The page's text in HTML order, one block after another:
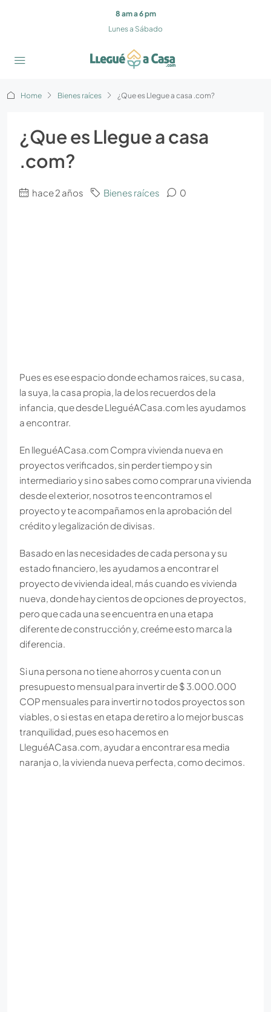
8 am a 6 pm
Lunes a Sábado
Home Bienes raíces ¿Que es Llegue a casa .com?
¿Que es Llegue a casa
.com?
hace 2 años Bienes raíces 0
Pues es ese espacio donde echamos raices, su casa,
la suya, la casa propia, la de los recuerdos de la
infancia, que desde LleguéACasa.com les ayudamos
a encontrar.
En lleguéACasa.com Compra vivienda nueva en
proyectos verificados, sin perder tiempo y sin
intermediario y si no sabes como comprar una vivienda
desde el exterior, nosotros te encontramos el
proyecto y te acompañamos en la aprobación del
crédito y legalización de divisas.
Basado en las necesidades de cada persona y su
estado financiero, les ayudamos a encontrar el
proyecto de vivienda ideal, más cuando es vivienda
nueva, donde hay cientos de opciones de proyectos,
pero que cada una se encuentra en una etapa
diferente de construcción y, creéme esto marca la
diferencia.
Si una persona no tiene ahorros y cuenta con un
presupuesto mensual para invertir de $ 3.000.000
COP mensuales para invertir no todos proyectos son
viables, o si estas en etapa de retiro a lo mejor buscas
tranquilidad, pues eso hacemos en
LleguéACasa.com, ayudar a encontrar esa media
naranja o, la vivienda nueva perfecta, como decimos.